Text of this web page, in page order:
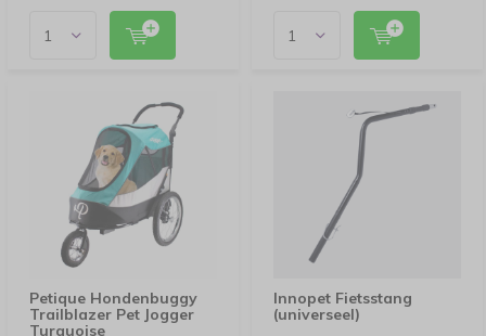
Petique Hondenbuggy
Trailblazer Pet Jogger
Turquoise
Innopet Fietsstang
(universeel)